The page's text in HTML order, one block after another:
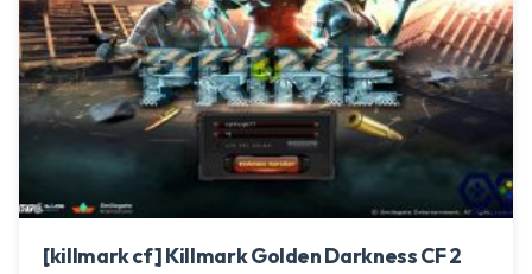
[killmark cf] Killmark Golden Darkness CF 2